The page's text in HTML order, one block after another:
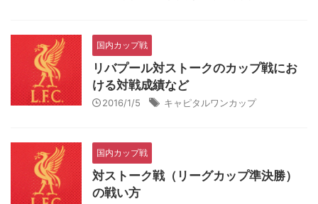
国内カップ戦
リバプール対ストークのカップ戦にお
ける対戦成績など
2016/1/5 キャピタルワンカップ
国内カップ戦
対ストーク戦（リーグカップ準決勝）
の戦い方